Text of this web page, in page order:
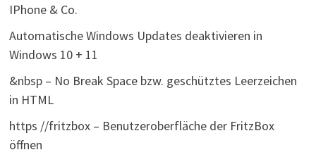
IPhone & Co.
Automatische Windows Updates deaktivieren in
Windows 10 + 11
&nbsp – No Break Space bzw. geschütztes Leerzeichen
in HTML
https //fritzbox – Benutzeroberfläche der FritzBox
öffnen